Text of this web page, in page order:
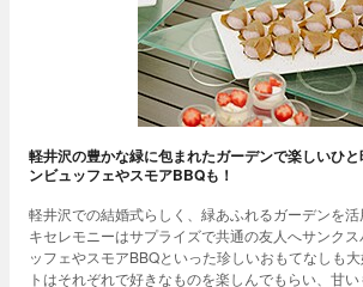
軽井沢の豊かな緑に包まれたガーデンで楽しいひ
ンビュッフェやスモアBBQも！
軽井沢での結婚式らしく、緑あふれるガーデンを
キセレモニーはサプライズで共通の友人へサンク
ッフェやスモアBBQといった珍しいおもてなしも
トはそれぞれで好きなものを楽しんでもらい、甘